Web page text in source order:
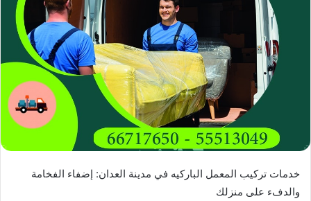
خدمات تركيب المعمل الباركيه في مدينة العدان: إضفاء الفخامة
والدفء على منزلك